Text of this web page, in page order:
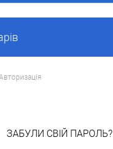
ЗАБУЛИ СВІЙ ПАРОЛЬ?